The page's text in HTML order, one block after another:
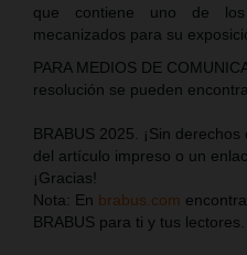
que contiene uno de
mecanizados para su
PARA MEDIOS DE
resolución se pueden
BRABUS 2025. ¡Sin
del artículo impreso o un
¡Gracias!
Nota: En brabus.com
BRABUS para ti y tus lectores.